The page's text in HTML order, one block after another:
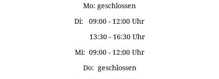
Mo: geschlossen
Di: 09:00 - 12:00 Uhr
13:30 - 16:30 Uhr
Mi: 09:00 - 12:00 Uhr
Do: geschlossen